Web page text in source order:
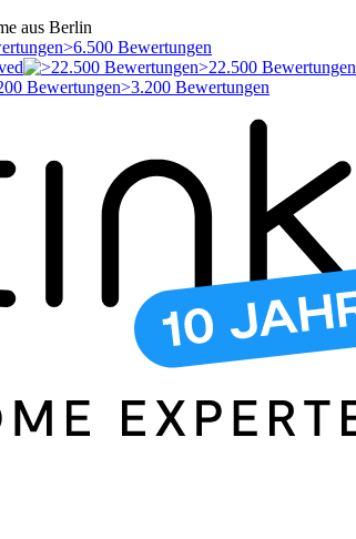
aus Berlin
>6.500 Bewertungen
>22.500 Bewertungen
>3.200 Bewertungen